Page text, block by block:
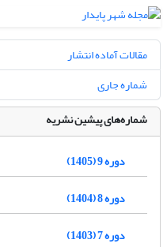
مقالات آماده انتشار
شماره جاری
شماره‌های پیشین نشریه
دوره 9 (1405)
دوره 8 (1404)
دوره 7 (1403)